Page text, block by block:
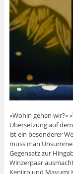
»Wohin gehen wir?«
Übersetzung auf
ist ein besonderer
muss man
Gegensatz zur
Winzerpaar
Kenjiro und Mayumi